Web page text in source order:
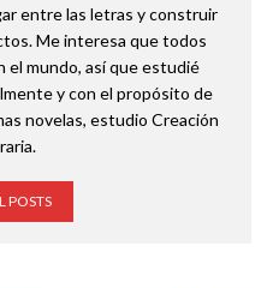
entre las letras y construir
Me interesa que todos
el mundo, así que estudié
y con el propósito de
novelas, estudio Creación
POSTS